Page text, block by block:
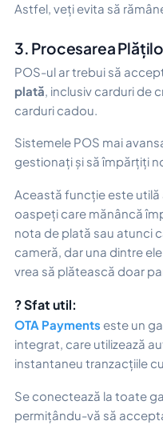
Astfel, veți evita să
3. Procesarea
POS-ul ar trebui să
plată , inclusiv carduri de
carduri cadou.
Sistemele POS mai
gestionați și să împărțiți
Această funcție este
oaspeți care mănâncă
nota de plată sau atunci
cameră, dar una dintre
vrea să plătească doar
? Sfat util:
OTA Payments este un
integrat, care utilizează
instantaneu tranzacțiile
Se conectează la toate
permițându-vă să